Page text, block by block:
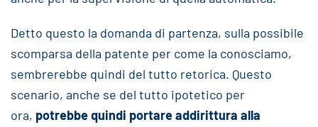
Detto questo la domanda di partenza, sulla possibile
scomparsa della patente per come la conosciamo,
sembrerebbe quindi del tutto retorica. Questo
scenario, anche se del tutto ipotetico per
ora, potrebbe quindi portare addirittura alla